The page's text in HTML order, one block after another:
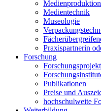
Medienproduktion
Medientechnik
Museologie
Praxispartnerin
Forschung
Publikationen
Preise und
hochschulweite